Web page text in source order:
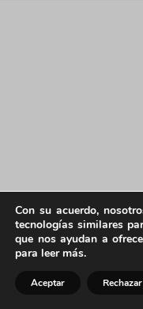
Con su acuerdo,
tecnologías similares
que nos ayudan a
para leer más.
Aceptar Rechazar